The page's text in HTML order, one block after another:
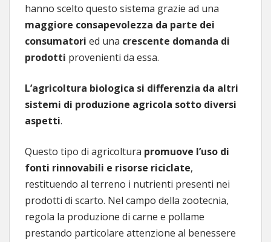
hanno scelto questo sistema grazie ad una
maggiore consapevolezza da parte dei
consumatori ed una crescente domanda di
prodotti provenienti da essa.
L’agricoltura biologica si differenzia da altri
sistemi di produzione agricola sotto diversi
aspetti.
Questo tipo di agricoltura promuove l’uso di
fonti rinnovabili e risorse riciclate,
restituendo al terreno i nutrienti presenti nei
prodotti di scarto. Nel campo della zootecnia,
regola la produzione di carne e pollame
prestando particolare attenzione al benessere